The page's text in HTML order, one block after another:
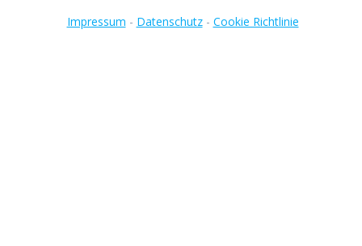
Impressum - Datenschutz- Cookie Richtlinie